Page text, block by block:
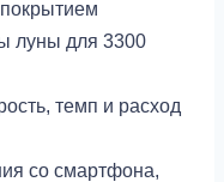
луны для 3300
темп и расход
со смартфона,